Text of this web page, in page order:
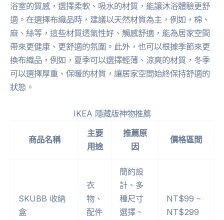
浴室的質感，選擇柔軟、吸水的材質，能讓沐浴體驗更舒
適。在選擇布織品時，建議以天然材質為主，例如，棉、
麻、絲等，這些材質透氣性好、觸感舒適，能為居家空間
帶來更健康、更舒適的氛圍。此外，也可以根據季節來更
換布織品，例如，夏季可以選擇輕薄、涼爽的材質，冬季
可以選擇厚重、保暖的材質，讓居家空間始終保持舒適的
狀態。
IKEA 隱藏版神物推薦
商品名稱
主要
用途
推薦原
因
價格區間
SKUBB 收納
盒
衣
物、
配件
簡約設
計、多
種尺寸
選擇、
NT$99 –
NT$299